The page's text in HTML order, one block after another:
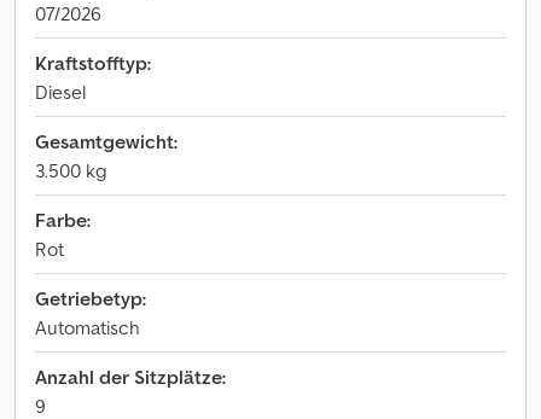
07/2026
Kraftstofftyp:
Diesel
Gesamtgewicht:
3.500 kg
Farbe:
Rot
Getriebetyp:
Automatisch
Anzahl der Sitzplätze:
9